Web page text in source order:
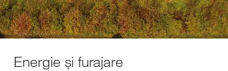
Energie și furajare